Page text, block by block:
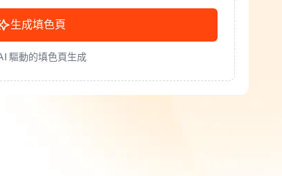
生成填色頁
驅動的填色頁生成